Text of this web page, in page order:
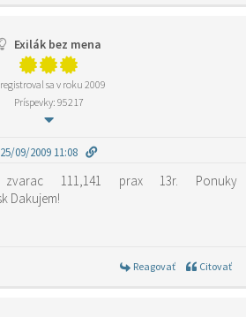
Exilák bez mena
sa v roku 2009
Príspevky: 95217
25/09/2009 11:08
111,141 prax 13r. Ponuky
Dakujem!
Reagovať Citovať